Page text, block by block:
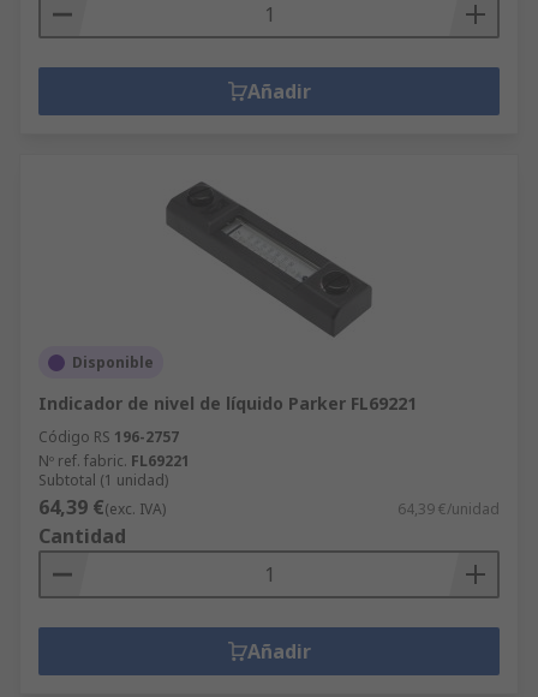
Añadir
Disponible
Indicador de nivel de líquido Parker FL69221
Código RS 196-2757
Nº ref. fabric. FL69221
Subtotal (1 unidad)
64,39 €(exc. IVA) 64,39 €/unidad
Cantidad
Añadir